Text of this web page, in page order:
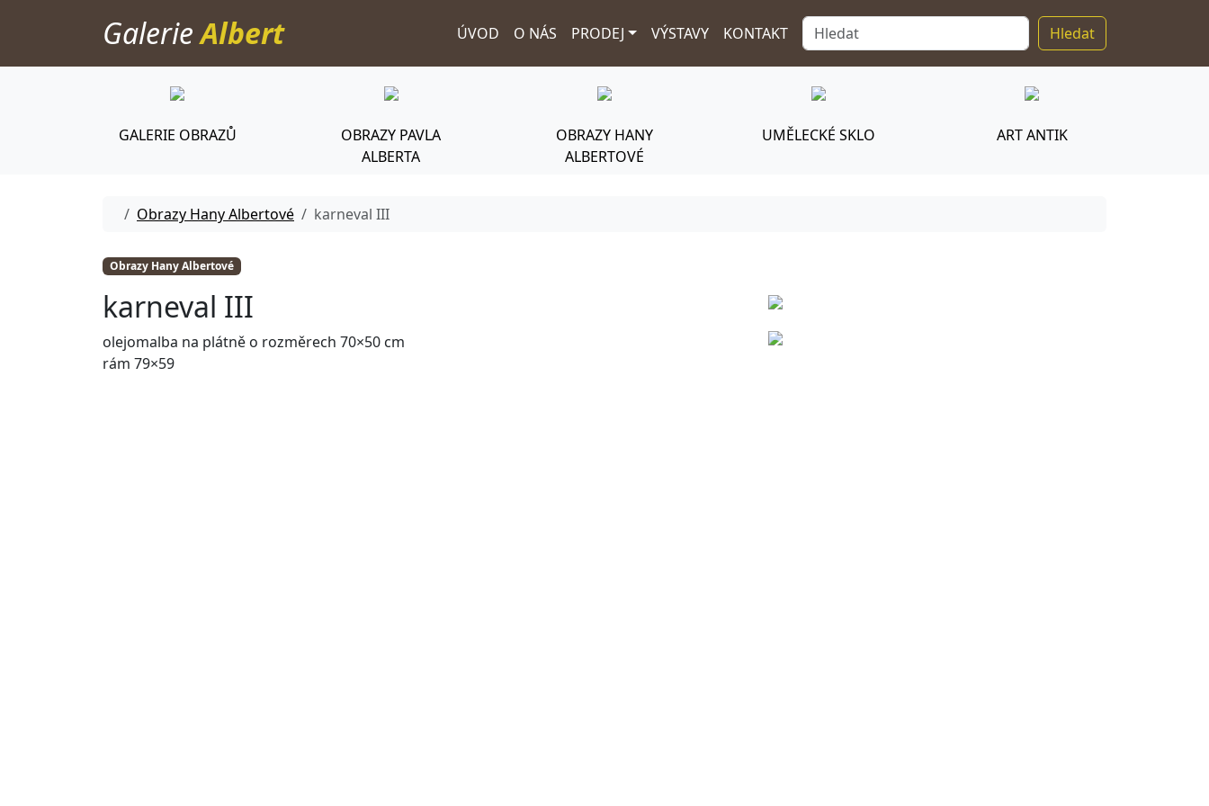
GalerieAlbert ÚVOD O NÁS PRODEJ VÝSTAVY KONTAKT Hledat
GALERIE OBRAZŮ
OBRAZY PAVLA
ALBERTA
OBRAZY HANY
ALBERTOVÉ
UMĚLECKÉ SKLO ART ANTIK
Home
Obrazy Hany Albertové karneval III
Obrazy Hany Albertové
karneval III
olejomalba na plátně o rozměrech 70×50 cm
rám 79×59